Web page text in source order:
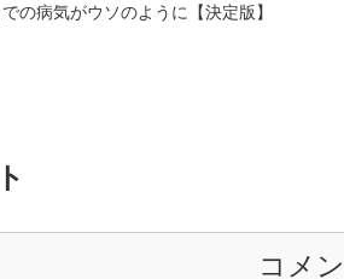
の病気がウソのように【決定版】
コメ